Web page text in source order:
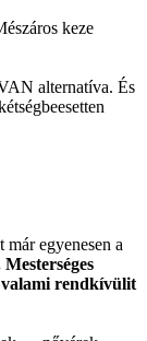
keze
alternatíva. És
egyenesen a
valami rendkívülit